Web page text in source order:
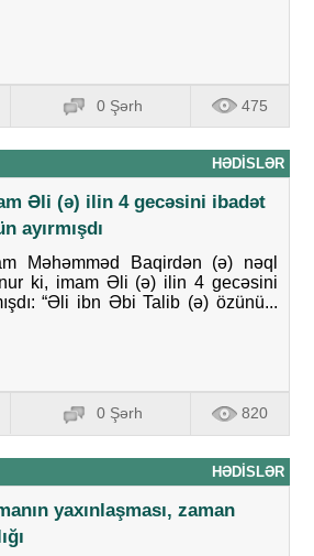
0 Şərh 475
HƏDISLƏR
Əli (ə) ilin 4 gecəsini ibadət
ayırmışdı
Məhəmməd Baqirdən (ə) nəql
ki, imam Əli (ə) ilin 4 gecəsini
“Əli ibn Əbi Talib (ə) özünü...
0 Şərh 820
HƏDISLƏR
yaxınlaşması, zaman